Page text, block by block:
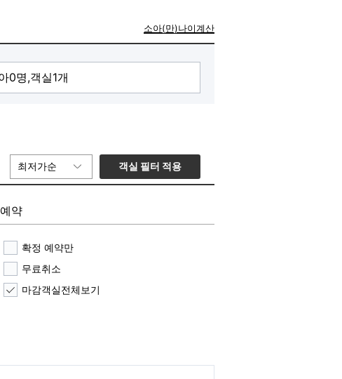
소아(만)나이계산
최저가순 객실 필터 적용
예약
확정 예약만
무료취소
마감객실전체보기